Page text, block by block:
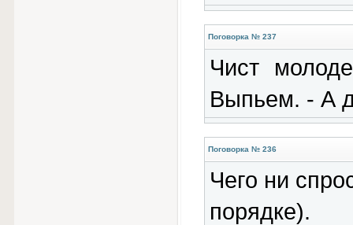
Поговорка № 237
Чист
Выпьем. - А
Поговорка № 236
Чего ни
порядке).